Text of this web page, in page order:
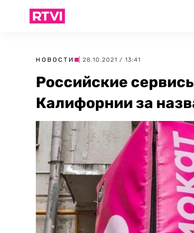
НОВОСТИ | 28.10.2021 / 13:41
Российские
Калифорнии за